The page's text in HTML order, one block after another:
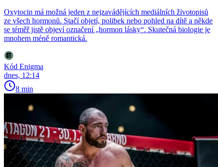
Oxytocin má možná jeden z nejzavádějících mediálních životopisů
ze všech hormonů. Stačí objetí, polibek nebo pohled na dítě a někde
se téměř jistě objeví označení „hormon lásky“. Skutečná biologie je
mnohem méně romantická.
Kód Enigma
dnes, 12:14
8 min